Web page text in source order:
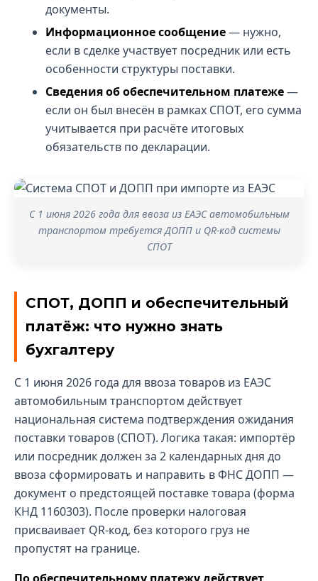
документы.
Информационное сообщение— нужно,
если в сделке участвует посредник или есть
особенности структуры поставки.
Сведения об обеспечительном платеже—
если он был внесён в рамках СПОТ, его сумма
учитывается при расчёте итоговых
обязательств по декларации.
С 1 июня 2026 года для ввоза из ЕАЭС автомобильным
транспортом требуется ДОПП и QR-код системы
СПОТ
СПОТ, ДОПП и обеспечительный
платёж: что нужно знать
бухгалтеру
С 1 июня 2026 года для ввоза товаров из ЕАЭС
автомобильным транспортом действует
национальная система подтверждения ожидания
поставки товаров (СПОТ). Логика такая: импортёр
или посредник должен за 2 календарных дня до
ввоза сформировать и направить в ФНС ДОПП —
документ о предстоящей поставке товара (форма
КНД 1160303). После проверки налоговая
присваивает QR-код, без которого груз не
пропустят на границе.